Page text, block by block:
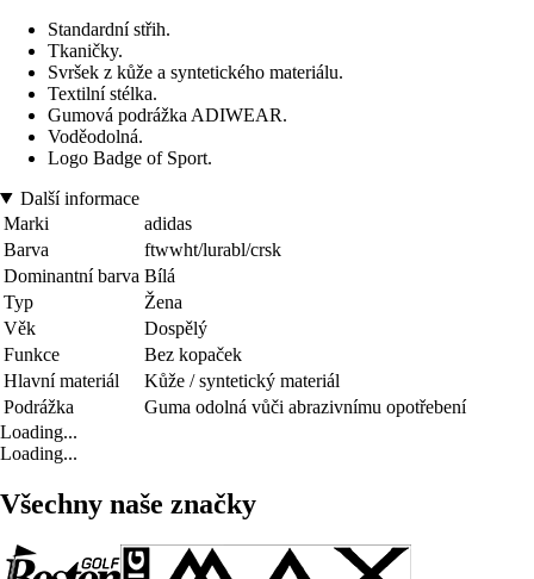
Standardní střih.
Tkaničky.
Svršek z kůže a syntetického materiálu.
Textilní stélka.
Gumová podrážka ADIWEAR.
Voděodolná.
Logo Badge of Sport.
Další informace
Marki
adidas
Barva
ftwwht/lurabl/crsk
Dominantní barva Bílá
Typ
Žena
Věk
Dospělý
Funkce
Bez kopaček
Hlavní materiál
Kůže / syntetický materiál
Podrážka
Guma odolná vůči abrazivnímu opotřebení
Loading...
Loading...
Všechny naše značky